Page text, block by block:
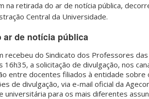
na retirada do ar de notícia pública,
Central da Universidade.
ar de notícia pública
recebeu do Sindicato dos Professores
16h35, a solicitação de divulgação, nos
entre docentes filiados à entidade
de divulgação, via e-mail oficial da
universitária para os mais diferentes